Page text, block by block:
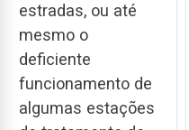
estradas, ou até
mesmo o
deficiente
funcionamento de
algumas estações